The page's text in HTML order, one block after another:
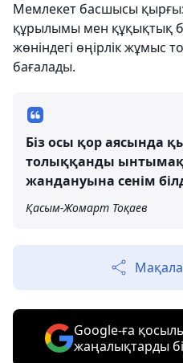
Мемлекет басшысы
құрылымы мен құқықтық
жөніндегі өңірлік жұмыс
бағалады.
Біз осы қор аясында
толыққанды
жандануына сенім
Қасым-Жомарт Тоқаев
Google-ға
жаңалықтарды